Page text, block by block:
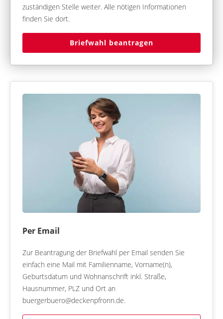
zuständigen Stelle weiter. Alle nötigen Informationen
finden Sie dort.
Briefwahl beantragen
Per Email
Zur Beantragung der Briefwahl per Email senden Sie
einfach eine Mail mit Familienname, Vorname(n),
Geburtsdatum und Wohnanschrift inkl. Straße,
Hausnummer, PLZ und Ort an
buergerbuero@deckenpfronn.de.